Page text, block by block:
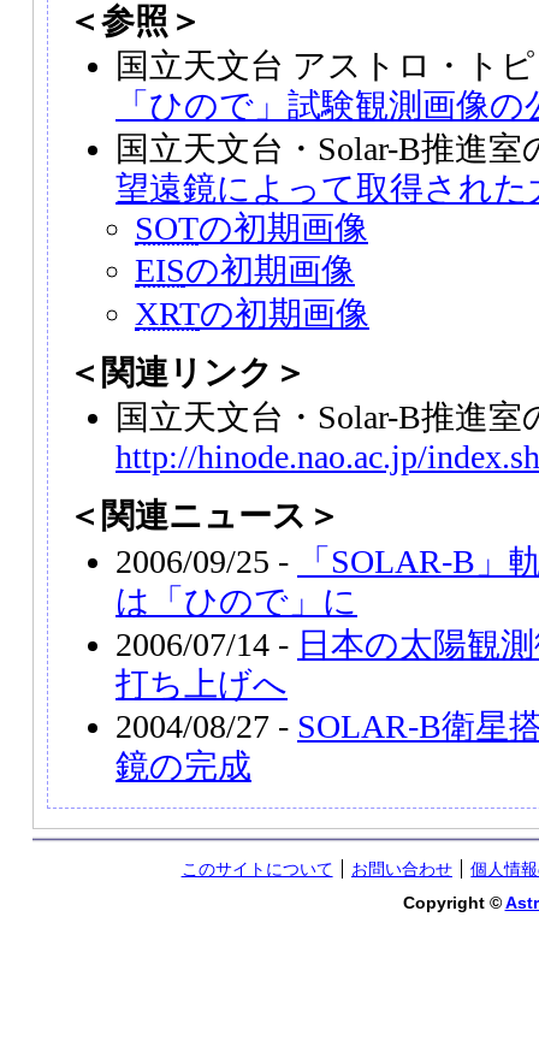
＜参照＞
国立天文台 アストロ・ト
「ひので」試験観測画像の
国立天文台・Solar-B推進
望遠鏡によって取得された
SOTの初期画像
EISの初期画像
XRTの初期画像
＜関連リンク＞
国立天文台・Solar-B推進
http://hinode.nao.ac.jp/
＜関連ニュース＞
2006/09/25 -
「SOLAR-B」
は「ひので」に
2006/07/14 - 日本の太陽観
打ち上げへ
2004/08/27 - SOLAR-B衛星
鏡の完成
このサイトについて お問い合わせ
個人情
Copyright ©